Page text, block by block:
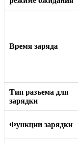
Время заряда
Тип разъема для
зарядки
Функции зарядки